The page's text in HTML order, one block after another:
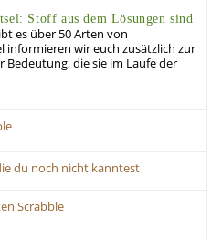
Stoff aus dem Lösungen sind
es über 50 Arten von
informieren wir euch zusätzlich zur
die sie im Laufe der
du noch nicht kanntest
Scrabble